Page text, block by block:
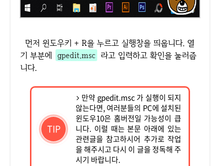
먼저 윈도우키 + R을 누르고 실행창을 띄웁니다. 열
기 부분에 gpedit.msc 라고 입력하고 확인을 눌러줍
니다.
TIP
만약 gpedit.msc 가 실행이 되지
않는다면, 여러분들의 PC에 설치된
윈도우10은 홈버전일 가능성이 큽
니다. 이럴 때는 본문 아래에 있는
관련글을 참고하시어 추가로 작업
을 해주시고 다시 이 글을 정독해 주
시기 바랍니다.